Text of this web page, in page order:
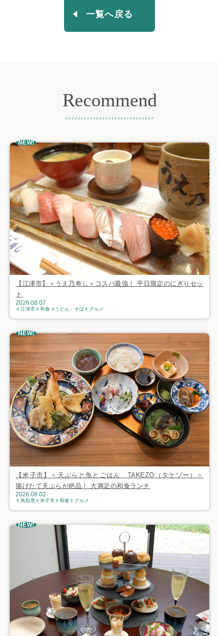
一覧へ戻る
Recommend
NEW!
【江津市】＜うえ乃寿し＞コスパ最強！ 平日限定のにぎりセッ
ト
2026.08.07
江津市 和食 うどん・そば グルメ
NEW!
【米子市】＜天ぷらと魚とごはん TAKEZO（タケゾー）＞
揚げたて天ぷらが絶品！ 大満足の和食ランチ
2026.08.02
鳥取県 米子市 和食 グルメ
NEW!